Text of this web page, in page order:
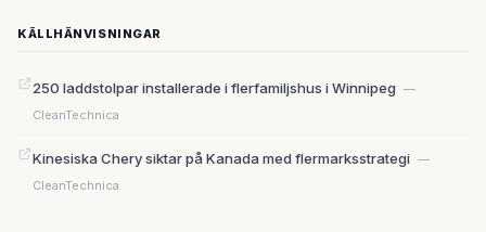
KÄLLHÄNVISNINGAR
250 laddstolpar installerade i flerfamiljshus i Winnipeg —
CleanTechnica
Kinesiska Chery siktar på Kanada med flermarksstrategi —
CleanTechnica